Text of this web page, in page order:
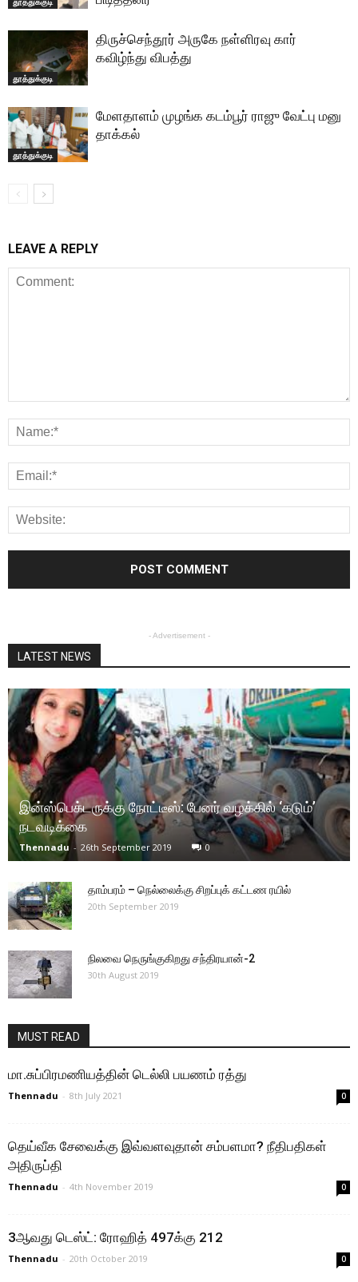
தூத்துக்குடி
திருச்செந்தூர் அருகே நள்ளிரவு கார்
கவிழ்ந்து விபத்து
தூத்துக்குடி
மேளதாளம் முழங்க கடம்பூர் ராஜு வேட்பு மனு
தாக்கல்
LEAVE A REPLY
- Advertisement -
LATEST NEWS
இன்ஸ்பெக்டருக்கு நோட்டீஸ்: பேனர் வழக்கில் ‘கடும்’
நடவடிக்கை
Thennadu - 26th September 2019 0
தாம்பரம் – நெல்லைக்கு சிறப்புக் கட்டண ரயில்
20th September 2019
நிலவை நெருங்குகிறது சந்திரயான்-2
30th August 2019
MUST READ
மா.சுப்பிரமணியத்தின் டெல்லி பயணம் ரத்து
Thennadu - 8th July 2021 0
தெய்வீக சேவைக்கு இவ்வளவுதான் சம்பளமா? நீதிபதிகள்
அதிருப்தி
Thennadu - 4th November 2019 0
3ஆவது டெஸ்ட்: ரோஹித் 497க்கு 212
Thennadu - 20th October 2019 0